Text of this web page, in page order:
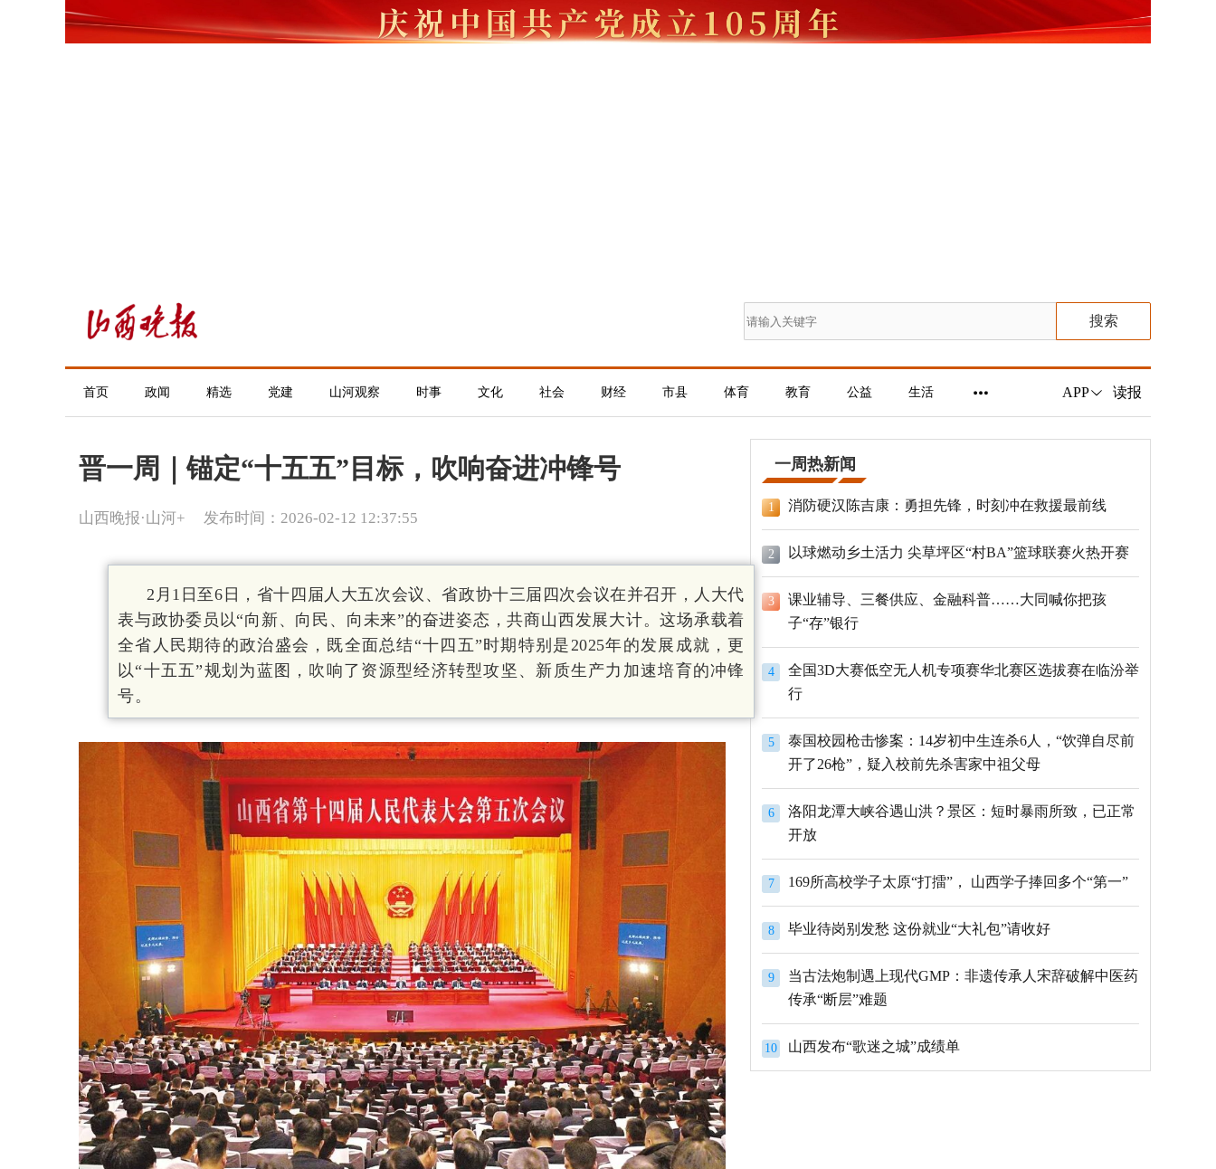
搜索
首页 政闻 精选 党建 山河观察 时事 文化 社会 财经 市县 体育 教育 公益 生活 APP 读报
晋一周｜锚定“十五五”目标，吹响奋进冲锋号
山西晚报·山河+ 发布时间：2026-02-12 12:37:55
2月1日至6日，省十四届人大五次会议、省政协十三届四次会议在并召开，人大代
表与政协委员以“向新、向民、向未来”的奋进姿态，共商山西发展大计。这场承载着
全省人民期待的政治盛会，既全面总结“十四五”时期特别是2025年的发展成就，更
以“十五五”规划为蓝图，吹响了资源型经济转型攻坚、新质生产力加速培育的冲锋
号。
一周热新闻
1 消防硬汉陈吉康：勇担先锋，时刻冲在救援最前线
2 以球燃动乡土活力 尖草坪区“村BA”篮球联赛火热开赛
3
课业辅导、三餐供应、金融科普……大同喊你把孩
子“存”银行
4
全国3D大赛低空无人机专项赛华北赛区选拔赛在临汾举
行
5
泰国校园枪击惨案：14岁初中生连杀6人，“饮弹自尽前
开了26枪”，疑入校前先杀害家中祖父母
6
洛阳龙潭大峡谷遇山洪？景区：短时暴雨所致，已正常
开放
7 169所高校学子太原“打擂”， 山西学子捧回多个“第一”
8 毕业待岗别发愁 这份就业“大礼包”请收好
9
当古法炮制遇上现代GMP：非遗传承人宋辞破解中医药
传承“断层”难题
10 山西发布“歌迷之城”成绩单